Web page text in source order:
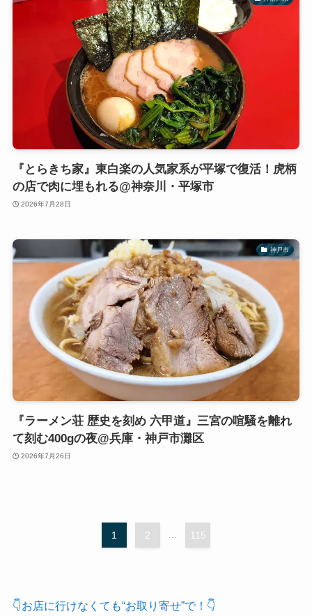
『とらきち家』東白楽の人気家系が平塚で復活！虎柄
の店で肉に埋もれる@神奈川・平塚市
2026年7月28日
神戸市
『ラーメン荘 歴史を刻め 六甲道』三宮の喧騒を離れ
て刻む400gの夜@兵庫・神戸市灘区
2026年7月26日
1 2 ... 115
👇お店に行けなくても“お取り寄せ”で！👇